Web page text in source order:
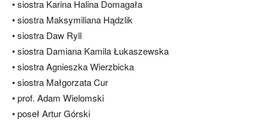
• siostra Karina Halina Domagała
• siostra Maksymiliana Hądzlik
• siostra Daw Ryll
• siostra Damiana Kamila Łukaszewska
• siostra Agnieszka Wierzbicka
• siostra Małgorzata Cur
• prof. Adam Wielomski
• poseł Artur Górski